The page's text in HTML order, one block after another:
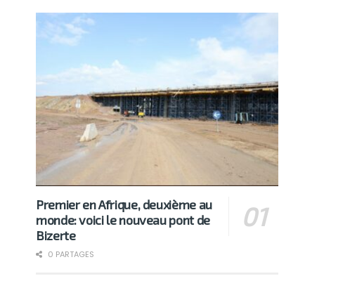
Premier en Afrique, deuxième au
monde: voici le nouveau pont de
Bizerte
0 PARTAGES